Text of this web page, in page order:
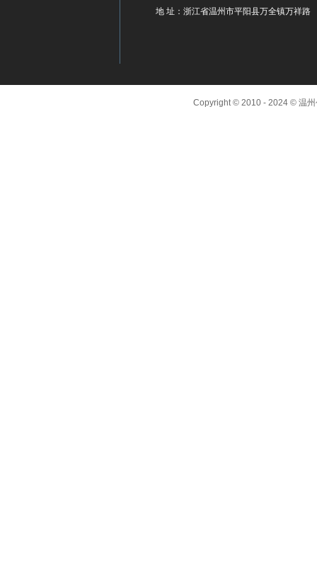
地 址：浙江省温州市平阳县万全镇万祥路
Copyright © 2010 - 2024 © 温